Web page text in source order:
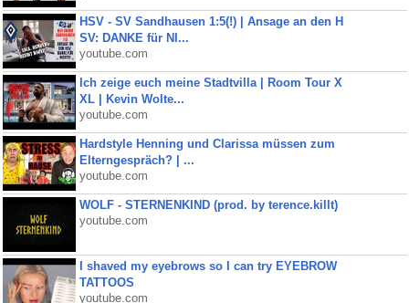
HSV - SV Sandhausen 1:5(!) | Ansage an den H
SV: DANKE für NI...
youtube.com
Ich zeige euch meine Stadtvilla | Room Tour X
XL | Kevin Wolte...
youtube.com
Hardstyle Henning und Clarissa müssen zum
Elterngespräch? | ...
youtube.com
WOLF - STERNENKIND (prod. by terence.killt)
youtube.com
I shaved my eyebrows so I can try EYEBROW
TATTOOS
youtube.com